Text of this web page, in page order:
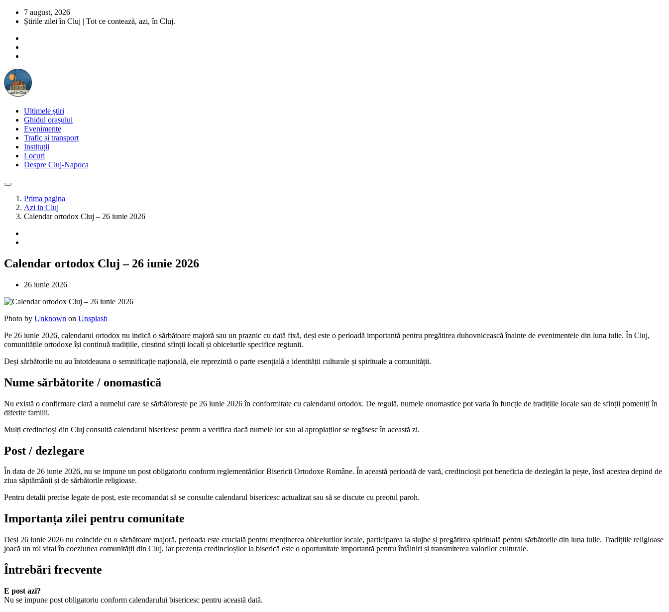
7 august, 2026
Știrile zilei în Cluj | Tot ce contează, azi, în Cluj.
Ultimele știri
Ghidul orașului
Evenimente
Trafic și transport
Instituții
Locuri
Despre Cluj-Napoca
Prima pagina
Azi in Cluj
Calendar ortodox Cluj – 26 iunie 2026
Calendar ortodox Cluj – 26 iunie 2026
26 iunie 2026
Photo by Unknown on Unsplash
Pe 26 iunie 2026, calendarul ortodox nu indică o sărbătoare majoră sau un praznic cu dată fixă, deși este o perioadă importantă pentru pregătirea duhovnicească înainte de evenimentele din luna iulie. În Cluj,
comunitățile ortodoxe își continuă tradițiile, cinstind sfinții locali și obiceiurile specifice regiunii.
Deși sărbătorile nu au întotdeauna o semnificație națională, ele reprezintă o parte esențială a identității culturale și spirituale a comunității.
Nume sărbătorite / onomastică
Nu există o confirmare clară a numelui care se sărbătorește pe 26 iunie 2026 în conformitate cu calendarul ortodox. De regulă, numele onomastice pot varia în funcție de tradițiile locale sau de sfinții pomeniți în
diferite familii.
Mulți credincioși din Cluj consultă calendarul bisericesc pentru a verifica dacă numele lor sau al apropiaților se regăsesc în această zi.
Post / dezlegare
În data de 26 iunie 2026, nu se impune un post obligatoriu conform reglementărilor Bisericii Ortodoxe Române. În această perioadă de vară, credincioșii pot beneficia de dezlegări la pește, însă acestea depind de
ziua săptămânii și de sărbătorile religioase.
Pentru detalii precise legate de post, este recomandat să se consulte calendarul bisericesc actualizat sau să se discute cu preotul paroh.
Importanța zilei pentru comunitate
Deși 26 iunie 2026 nu coincide cu o sărbătoare majoră, perioada este crucială pentru menținerea obiceiurilor locale, participarea la slujbe și pregătirea spirituală pentru sărbătorile din luna iulie. Tradițiile religioase
joacă un rol vital în coeziunea comunității din Cluj, iar prezența credincioșilor la biserică este o oportunitate importantă pentru întâlniri și transmiterea valorilor culturale.
Întrebări frecvente
E post azi?
Nu se impune post obligatoriu conform calendarului bisericesc pentru această dată.